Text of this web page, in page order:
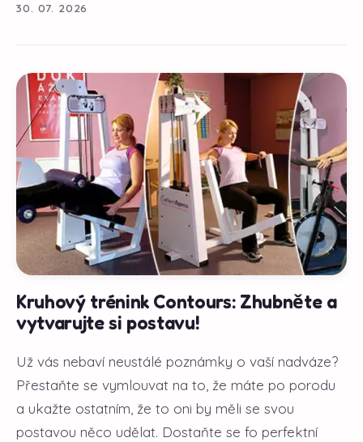
30. 07. 2026
Kruhový trénink Contours: Zhubněte a
vytvarujte si postavu!
Už vás nebaví neustálé poznámky o vaší nadváze?
Přestaňte se vymlouvat na to, že máte po porodu
a ukažte ostatním, že to oni by měli se svou
postavou něco udělat. Dostaňte se fo perfektní